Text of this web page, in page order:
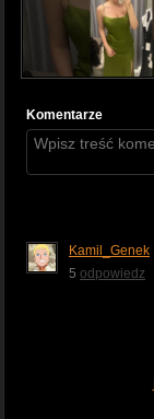
Komentarze
Kamil_Genek
5 odpowiedz